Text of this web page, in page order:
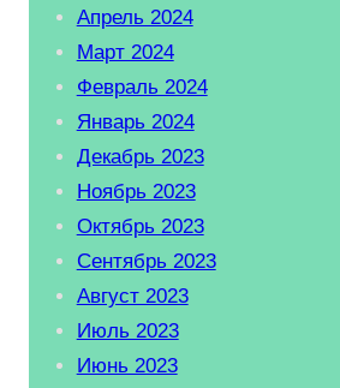
Апрель 2024
Март 2024
Февраль 2024
Январь 2024
Декабрь 2023
Ноябрь 2023
Октябрь 2023
Сентябрь 2023
Август 2023
Июль 2023
Июнь 2023